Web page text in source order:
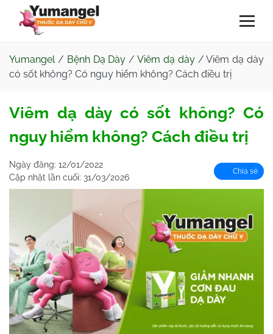
Yumangel/ Bệnh Dạ Dày /Viêm dạ dày/Viêm dạ dày
có sốt không? Có nguy hiểm không? Cách điều trị
Viêm dạ dày có sốt không? Có
nguy hiểm không? Cách điều trị
Ngày đăng: 12/01/2022
Cập nhật lần cuối: 31/03/2026
Chia sẻ